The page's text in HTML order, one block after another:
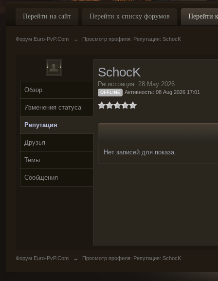
Перейти на сайт Перейти к списку форумов Перейти
Форум Euro-PvP.Com → Просмотр профиля: Репутация: SchocK
Обзор
Изменения статуса
Репутация
Друзья
Темы
Сообщения
SchocK
Регистрация: 28 May 2026
OFFLINE Активность: 08 Aug 2026 17:01
Нет записей для показа.
Форум Euro-PvP.Com → Просмотр профиля: Репутация: SchocK